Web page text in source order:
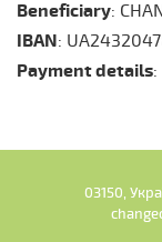
Beneficiary:
IBAN:
Payment details
03150,